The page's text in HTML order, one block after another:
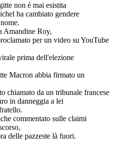
non è mai esistita
ha cambiato gendere
Amandine Roy,
per un video su YouTube
prima dell'elezione
Macron abbia firmato un
chiamato da un tribunale francese
in danneggia a lei
commentato sulle claimi
delle pazzeste là fuori.